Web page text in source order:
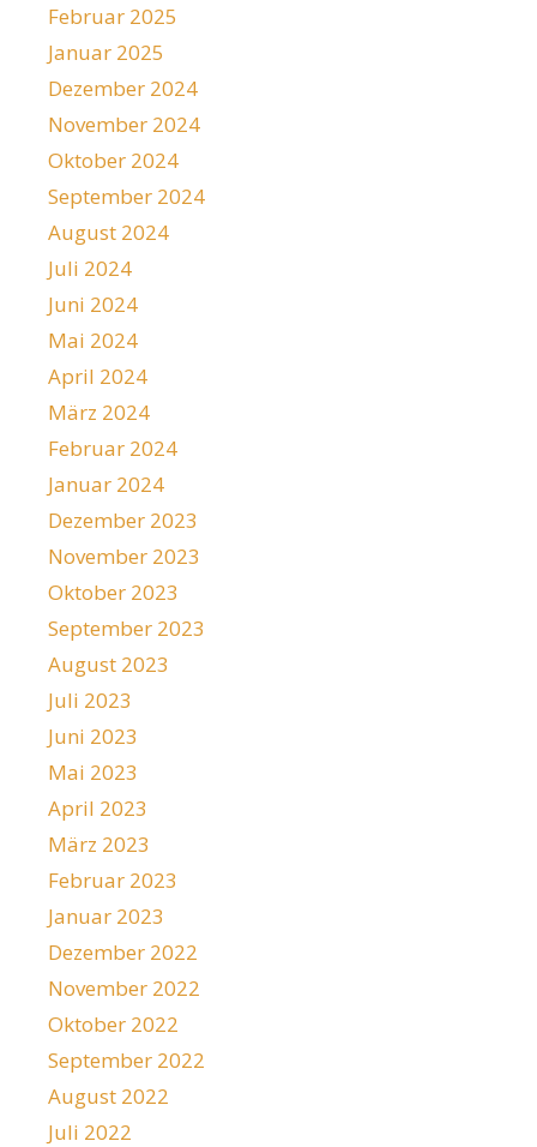
Februar 2025
Januar 2025
Dezember 2024
November 2024
Oktober 2024
September 2024
August 2024
Juli 2024
Juni 2024
Mai 2024
April 2024
März 2024
Februar 2024
Januar 2024
Dezember 2023
November 2023
Oktober 2023
September 2023
August 2023
Juli 2023
Juni 2023
Mai 2023
April 2023
März 2023
Februar 2023
Januar 2023
Dezember 2022
November 2022
Oktober 2022
September 2022
August 2022
Juli 2022